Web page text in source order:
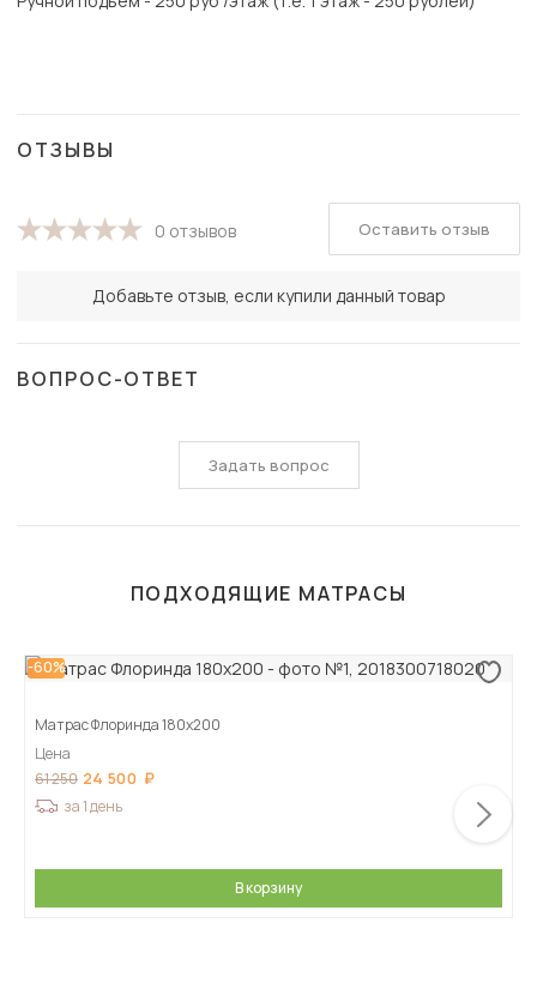
ОТЗЫВЫ
0 отзывов
Добавьте отзыв, если купили данный товар
Оставить отзыв
ВОПРОС-ОТВЕТ
Задать вопрос
ПОДХОДЯЩИЕ МАТРАСЫ
-60%
Матрас Флоринда 180х200
Цена
61 250 24 500
за 1 день
В корзину